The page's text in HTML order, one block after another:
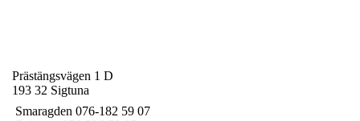
Prästängsvägen 1 D
193 32 Sigtuna
Smaragden 076-182 59 07